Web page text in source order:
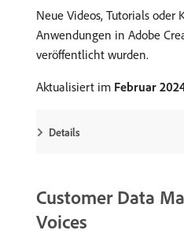
Neue Videos, Tutorials oder
Anwendungen in Adobe
veröffentlicht wurden.
Aktualisiert im Februar
Details
Customer Data
Voices